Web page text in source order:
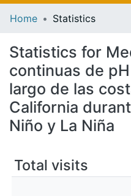
All of
Home Statistics
Statistics for
continuas de
largo de las
California
Niño y La Niña
Total visits